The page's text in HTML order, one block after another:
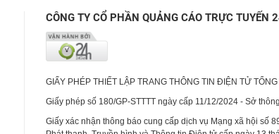
CÔNG TY CỔ PHẦN QUẢNG CÁO TRỰC TUYẾN
GIẤY PHÉP THIẾT LẬP TRANG THÔNG TIN ĐIỆN TỬ
Giấy phép số 180/GP-STTTT ngày cấp 11/12/2024 - Sở
Giấy xác nhận thông báo cung cấp dịch vụ Mạng xã hội số